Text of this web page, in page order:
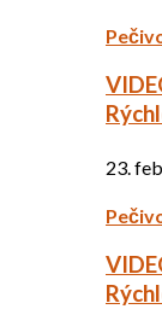
23.